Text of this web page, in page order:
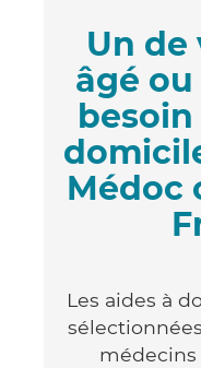
Un de
âgé
Médoc
Les aides à
médecins